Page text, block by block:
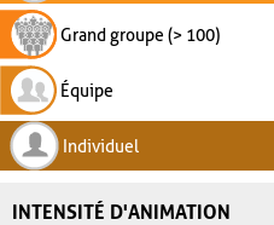
Grand groupe (> 100)
Équipe
Individuel
INTENSITÉ D'ANIMATION